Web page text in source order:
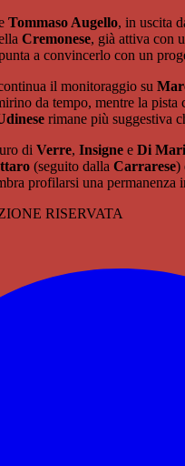
Tommaso Augello, in uscita
Cremonese, già attiva con
a convincerlo con un
il monitoraggio su
da tempo, mentre la pista
rimane più suggestiva
di Verre, Insigne e Di
(seguito dalla Carrarese)
profilarsi una permanenza
RISERVATA